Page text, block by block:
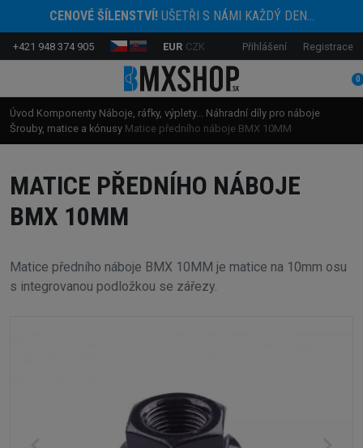
CENOVÉ ŠÍLENSTVÍ!UŠETŘI S NÁMI KAŽDÝ DEN...
+421 948 374 905 EUR CZK Přihlášení Registrace
0
Úvod Komponenty Náboje, ráfky, výplety...
Náhradní díly pro náboje
Šrouby, matice a kónusy Matice předního náboje BMX 10MM
MATICE PŘEDNÍHO NÁBOJE
BMX 10MM
Matice předního náboje BMX 10MM je matice na 10mm osu
s integrovanou podložkou se zářezy.